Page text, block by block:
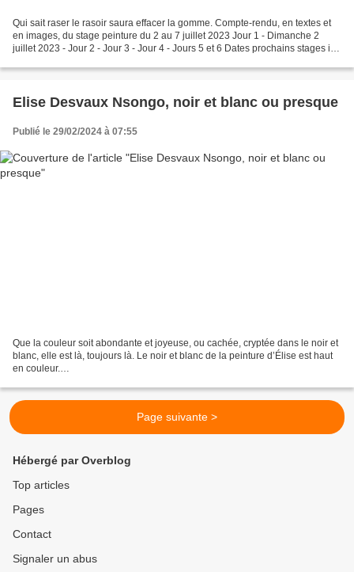
Qui sait raser le rasoir saura effacer la gomme. Compte-rendu, en textes et
en images, du stage peinture du 2 au 7 juillet 2023 Jour 1 - Dimanche 2
juillet 2023 - Jour 2 - Jour 3 - Jour 4 - Jours 5 et 6 Dates prochains stages ici
Elise Desvaux Nsongo, noir et blanc ou presque
Publié le 29/02/2024 à 07:55
Que la couleur soit abondante et joyeuse, ou cachée, cryptée dans le noir et
blanc, elle est là, toujours là. Le noir et blanc de la peinture d’Élise est haut
en couleur.
…………………………………………………………………………………………
…………………………………………………………………………………………
……………………………… 2023 N°1804...
Page suivante >
Hébergé par Overblog
Top articles
Pages
Contact
Signaler un abus